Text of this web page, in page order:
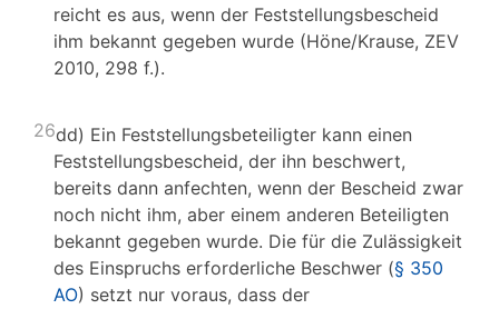
reicht es aus, wenn der Feststellungsbescheid
ihm bekannt gegeben wurde (Höne/Krause, ZEV
2010, 298 f.).
26dd) Ein Feststellungsbeteiligter kann einen
Feststellungsbescheid, der ihn beschwert,
bereits dann anfechten, wenn der Bescheid zwar
noch nicht ihm, aber einem anderen Beteiligten
bekannt gegeben wurde. Die für die Zulässigkeit
des Einspruchs erforderliche Beschwer (§ 350
AO) setzt nur voraus, dass der